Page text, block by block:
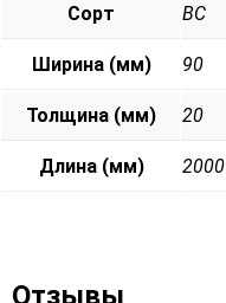
Сорт ВС
Ширина (мм) 90
Толщина (мм) 20
Длина (мм) 2000
Отзывы